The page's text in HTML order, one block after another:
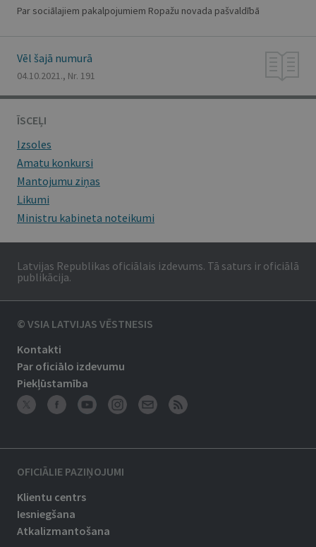
Par sociālajiem pakalpojumiem Ropažu novada pašvaldībā
Vēl šajā numurā
04.10.2021., Nr. 191
ĪSCEĻI
Izsoles
Amatu konkursi
Mantojumu ziņas
Likumi
Ministru kabineta noteikumi
Latvijas Republikas oficiālais izdevums. Tā saturs ir oficiālā
publikācija.
© VSIA LATVIJAS VĒSTNESIS
Kontakti
Par oficiālo izdevumu
Piekļūstamība
OFICIĀLIE PAZIŅOJUMI
Klientu centrs
Iesniegšana
Atkalizmantošana